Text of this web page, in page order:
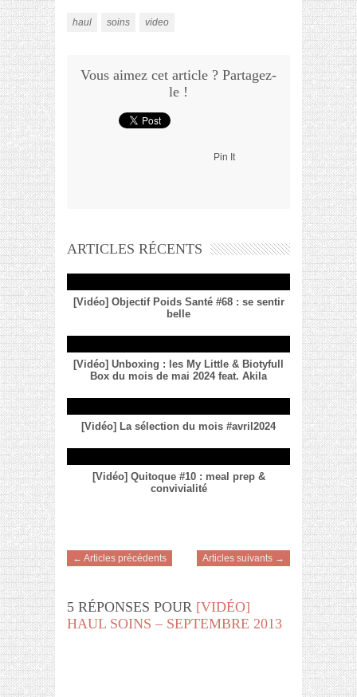
haul soins video
Vous aimez cet article ? Partagez-
le !
Pin It
ARTICLES RÉCENTS
[Vidéo] Objectif Poids Santé #68 : se sentir
belle
[Vidéo] Unboxing : les My Little & Biotyfull
Box du mois de mai 2024 feat. Akila
[Vidéo] La sélection du mois #avril2024
[Vidéo] Quitoque #10 : meal prep &
convivialité
← Articles précédents Articles suivants →
5 RÉPONSES POUR [VIDÉO]
HAUL SOINS – SEPTEMBRE 2013